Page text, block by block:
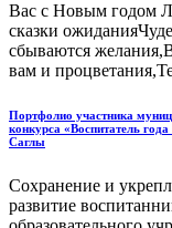
Вас с Новым годом
сказки
сбываются
вам и
Портфолио участника
конкурса «Воспитатель
Саглы
Сохранение и
развитие